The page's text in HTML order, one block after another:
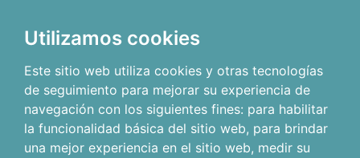
Utilizamos cookies
Este sitio web utiliza cookies y otras tecnologías
de seguimiento para mejorar su experiencia de
navegación con los siguientes fines: para habilitar
la funcionalidad básica del sitio web, para brindar
una mejor experiencia en el sitio web, medir su